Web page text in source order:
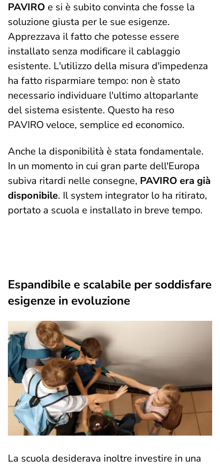
PAVIRO e si è subito convinta che fosse la
soluzione giusta per le sue esigenze.
Apprezzava il fatto che potesse essere
installato senza modificare il cablaggio
esistente. L'utilizzo della misura d'impedenza
ha fatto risparmiare tempo: non è stato
necessario individuare l'ultimo altoparlante
del sistema esistente. Questo ha reso
PAVIRO veloce, semplice ed economico.
Anche la disponibilità è stata fondamentale.
In un momento in cui gran parte dell'Europa
subiva ritardi nelle consegne, PAVIRO era già
disponibile. Il system integrator lo ha ritirato,
portato a scuola e installato in breve tempo.
Espandibile e scalabile per soddisfare
esigenze in evoluzione
La scuola desiderava inoltre investire in una